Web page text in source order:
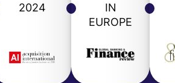
2024
IN
EUROPE